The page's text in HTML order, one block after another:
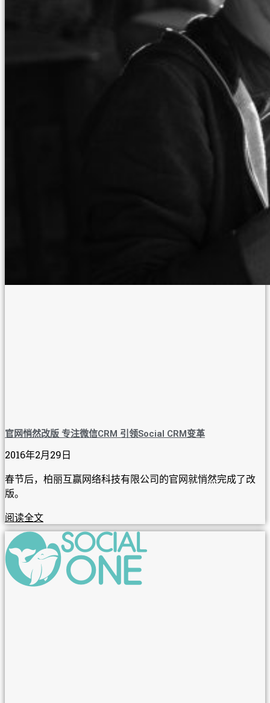
官网悄然改版 专注微信CRM 引领Social CRM变革
2016年2月29日
春节后，柏丽互赢网络科技有限公司的官网就悄然完成了改
版。
阅读全文